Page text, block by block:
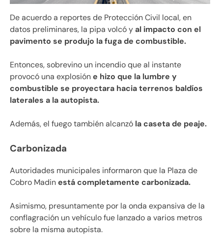
De acuerdo a reportes de Protección Civil local, en
datos preliminares, la pipa volcó yal impacto con el
pavimento se produjo la fuga de combustible.
Entonces, sobrevino un incendio que al instante
provocó una explosióne hizo que la lumbre y
combustible se proyectara hacia terrenos baldíos
laterales a la autopista.
Además, el fuego también alcanzó la caseta de peaje.
Carbonizada
Autoridades municipales informaron que la Plaza de
Cobro Madinestá completamente carbonizada.
Asimismo, presuntamente por la onda expansiva de la
conflagración un vehículo fue lanzado a varios metros
sobre la misma autopista.